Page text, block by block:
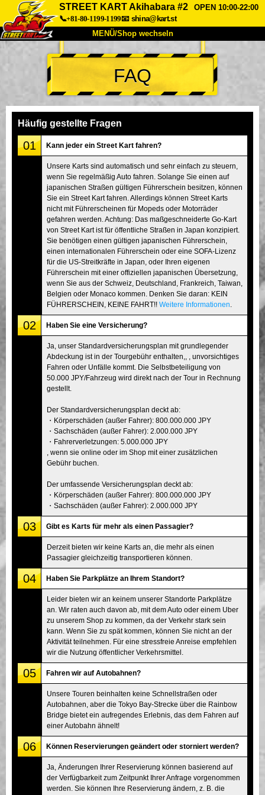
STREET KART Akihabara #2
OPEN 10:00-22:00
📞+81-80-1199-1199📧 shina@kart.st
MENÜ/Shop wechseln
START
Über uns Spezifikationen Preise
Bewertungen
Unternehmen
Tokio Shinagawa Tokio Akihabara#1
Tokio Akihabara#2 Tokio Shibuya
Tokio Shibuya Annex Tokio Bucht
Tokio Asakusa Osaka
Okinawa
FAQ
Häufig gestellte Fragen
01 Kann jeder ein Street Kart fahren?
Unsere Karts sind automatisch und sehr einfach zu steuern,
wenn Sie regelmäßig Auto fahren. Solange Sie einen auf
japanischen Straßen gültigen Führerschein besitzen, können
Sie ein Street Kart fahren. Allerdings können Street Karts
nicht mit Führerscheinen für Mopeds oder Motorräder
gefahren werden. Achtung: Das maßgeschneiderte Go-Kart
von Street Kart ist für öffentliche Straßen in Japan konzipiert.
Sie benötigen einen gültigen japanischen Führerschein,
einen internationalen Führerschein oder eine SOFA-Lizenz
für die US-Streitkräfte in Japan, oder Ihren eigenen
Führerschein mit einer offiziellen japanischen Übersetzung,
wenn Sie aus der Schweiz, Deutschland, Frankreich, Taiwan,
Belgien oder Monaco kommen. Denken Sie daran: KEIN
FÜHRERSCHEIN, KEINE FAHRT!! Weitere Informationen
02 Haben Sie eine Versicherung?
Ja, unser Standardversicherungsplan mit grundlegender
Abdeckung ist in der Tourgebühr enthalten,, , unvorsichtiges
Fahren oder Unfälle kommt. Die Selbstbeteiligung von
50.000 JPY/Fahrzeug wird direkt nach der Tour in Rechnung
gestellt.
Der Standardversicherungsplan deckt ab:
・Körperschäden (außer Fahrer): 800.000.000 JPY
・Sachschäden (außer Fahrer): 2.000.000 JPY
・Fahrerverletzungen: 5.000.000 JPY
, wenn sie online oder im Shop mit einer zusätzlichen
Gebühr buchen.
Der umfassende Versicherungsplan deckt ab:
・Körperschäden (außer Fahrer): 800.000.000 JPY
・Sachschäden (außer Fahrer): 2.000.000 JPY
03 Gibt es Karts für mehr als einen Passagier?
Derzeit bieten wir keine Karts an, die mehr als einen
Passagier gleichzeitig transportieren können.
04 Haben Sie Parkplätze an Ihrem Standort?
Leider bieten wir an keinem unserer Standorte Parkplätze
an. Wir raten auch davon ab, mit dem Auto oder einem Uber
zu unserem Shop zu kommen, da der Verkehr stark sein
kann. Wenn Sie zu spät kommen, können Sie nicht an der
Aktivität teilnehmen. Für eine stressfreie Anreise empfehlen
wir die Nutzung öffentlicher Verkehrsmittel.
05 Fahren wir auf Autobahnen?
Unsere Touren beinhalten keine Schnellstraßen oder
Autobahnen, aber die Tokyo Bay-Strecke über die Rainbow
Bridge bietet ein aufregendes Erlebnis, das dem Fahren auf
einer Autobahn ähnelt!
06 Können Reservierungen geändert oder storniert werden?
Ja, Änderungen Ihrer Reservierung können basierend auf
der Verfügbarkeit zum Zeitpunkt Ihrer Anfrage vorgenommen
werden. Sie können Ihre Reservierung ändern, z. B. die